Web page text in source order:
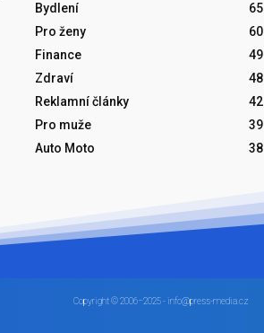
Bydlení
65
Pro ženy
60
Finance
49
Zdraví
48
Reklamní články
42
Pro muže
39
Auto Moto
38
Copyright © 2006–2025 - info@press-media.cz